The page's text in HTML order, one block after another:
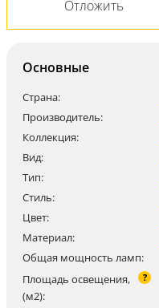
Основные
Страна:
Производитель:
Коллекция:
Вид:
Тип:
Стиль:
Цвет:
Материал:
Общая мощность ламп:
Площадь освещения,
(м2):
?